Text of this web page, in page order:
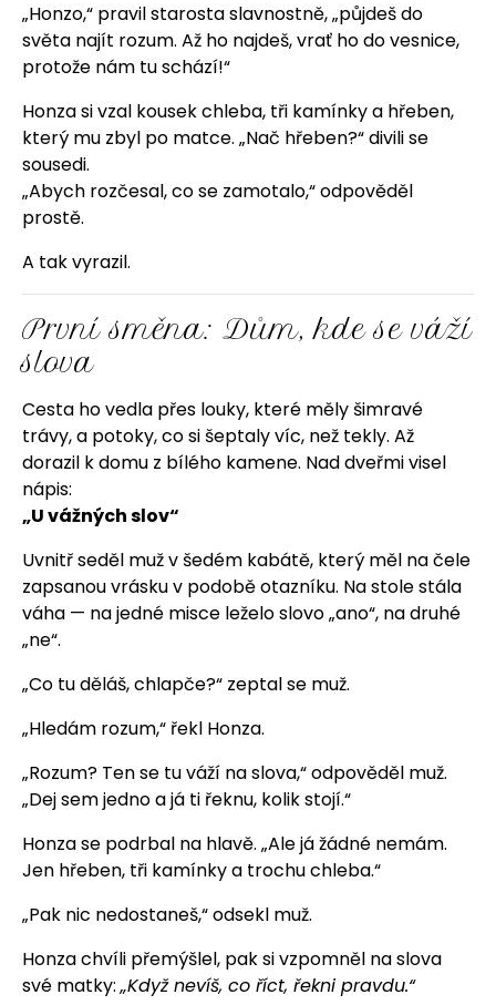
„Honzo,“ pravil starosta slavnostně, „půjdeš do
světa najít rozum. Až ho najdeš, vrať ho do vesnice,
protože nám tu schází!“
Honza si vzal kousek chleba, tři kamínky a hřeben,
který mu zbyl po matce. „Nač hřeben?“ divili se
sousedi.
„Abych rozčesal, co se zamotalo,“ odpověděl
prostě.
A tak vyrazil.
První směna: Dům, kde se váží
slova
Cesta ho vedla přes louky, které měly šimravé
trávy, a potoky, co si šeptaly víc, než tekly. Až
dorazil k domu z bílého kamene. Nad dveřmi visel
nápis:
„U vážných slov“
Uvnitř seděl muž v šedém kabátě, který měl na čele
zapsanou vrásku v podobě otazníku. Na stole stála
váha — na jedné misce leželo slovo „ano“, na druhé
„ne“.
„Co tu děláš, chlapče?“ zeptal se muž.
„Hledám rozum,“ řekl Honza.
„Rozum? Ten se tu váží na slova,“ odpověděl muž.
„Dej sem jedno a já ti řeknu, kolik stojí.“
Honza se podrbal na hlavě. „Ale já žádné nemám.
Jen hřeben, tři kamínky a trochu chleba.“
„Pak nic nedostaneš,“ odsekl muž.
Honza chvíli přemýšlel, pak si vzpomněl na slova
své matky:„Když nevíš, co říct, řekni pravdu.“